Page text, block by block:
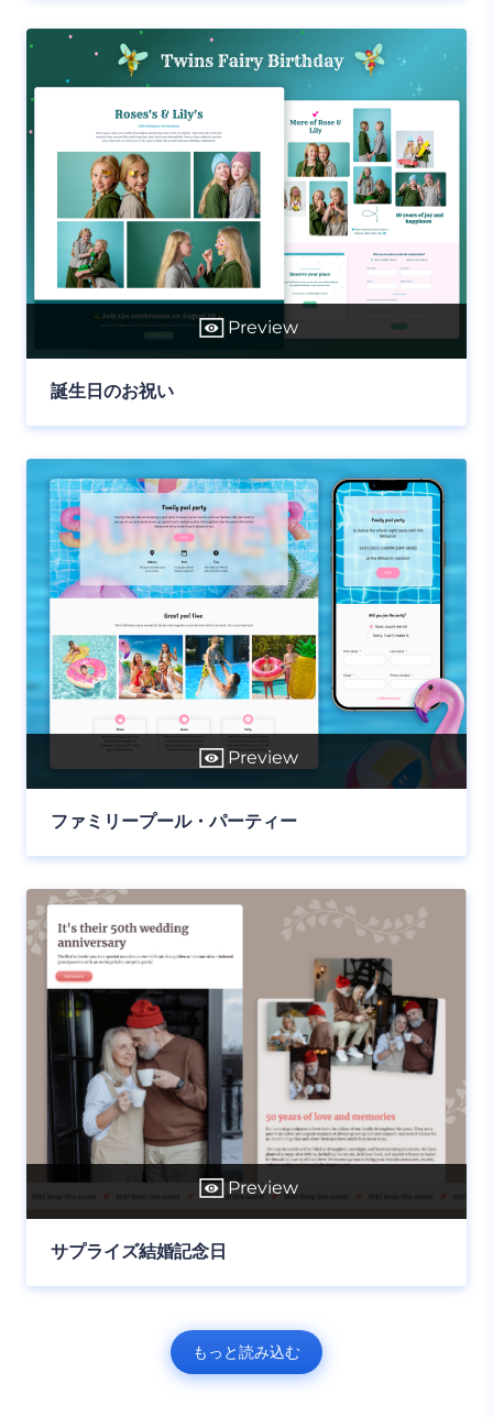
Preview
誕生日のお祝い
Preview
ファミリープール・パーティー
Preview
サプライズ結婚記念日
もっと読み込む